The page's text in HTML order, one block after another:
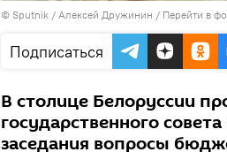
© Sputnik / Алексей Дружинин / Перейти в
Подписаться
В столице Белоруссии
государственного
заседания вопросы